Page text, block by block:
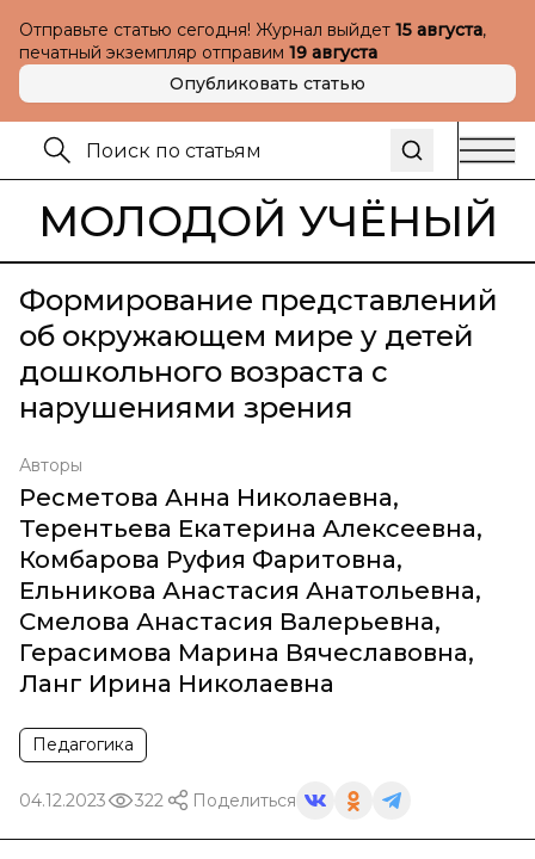
Отправьте статью сегодня! Журнал выйдет 15 августа,
печатный экземпляр отправим 19 августа
Опубликовать статью
МОЛОДОЙ УЧЁНЫЙ
Формирование представлений
об окружающем мире у детей
дошкольного возраста с
нарушениями зрения
Авторы
Ресметова Анна Николаевна,
Терентьева Екатерина Алексеевна,
Комбарова Руфия Фаритовна,
Ельникова Анастасия Анатольевна,
Смелова Анастасия Валерьевна,
Герасимова Марина Вячеславовна,
Ланг Ирина Николаевна
Педагогика
04.12.2023 322 Поделиться